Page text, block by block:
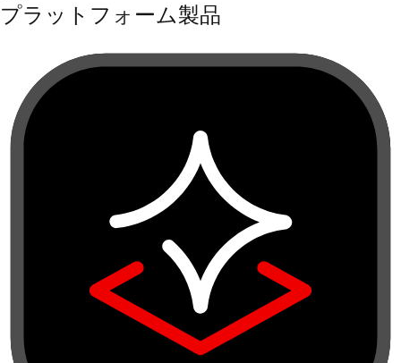
プラットフォーム製品